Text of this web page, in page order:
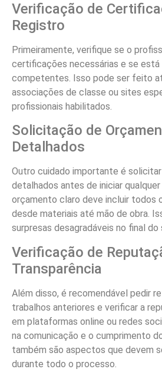
Verificação de
Registro
Primeiramente, verifique se o
certificações necessárias e se está
competentes. Isso pode ser feito
associações de classe ou sites
profissionais habilitados.
Solicitação de
Detalhados
Outro cuidado importante é
detalhados antes de iniciar qualquer
orçamento claro deve incluir todos
desde materiais até mão de obra.
surpresas desagradáveis no final do
Verificação de
Transparência
Além disso, é recomendável pedir
trabalhos anteriores e verificar a
em plataformas online ou redes
na comunicação e o cumprimento
também são aspectos que devem
durante todo o processo.